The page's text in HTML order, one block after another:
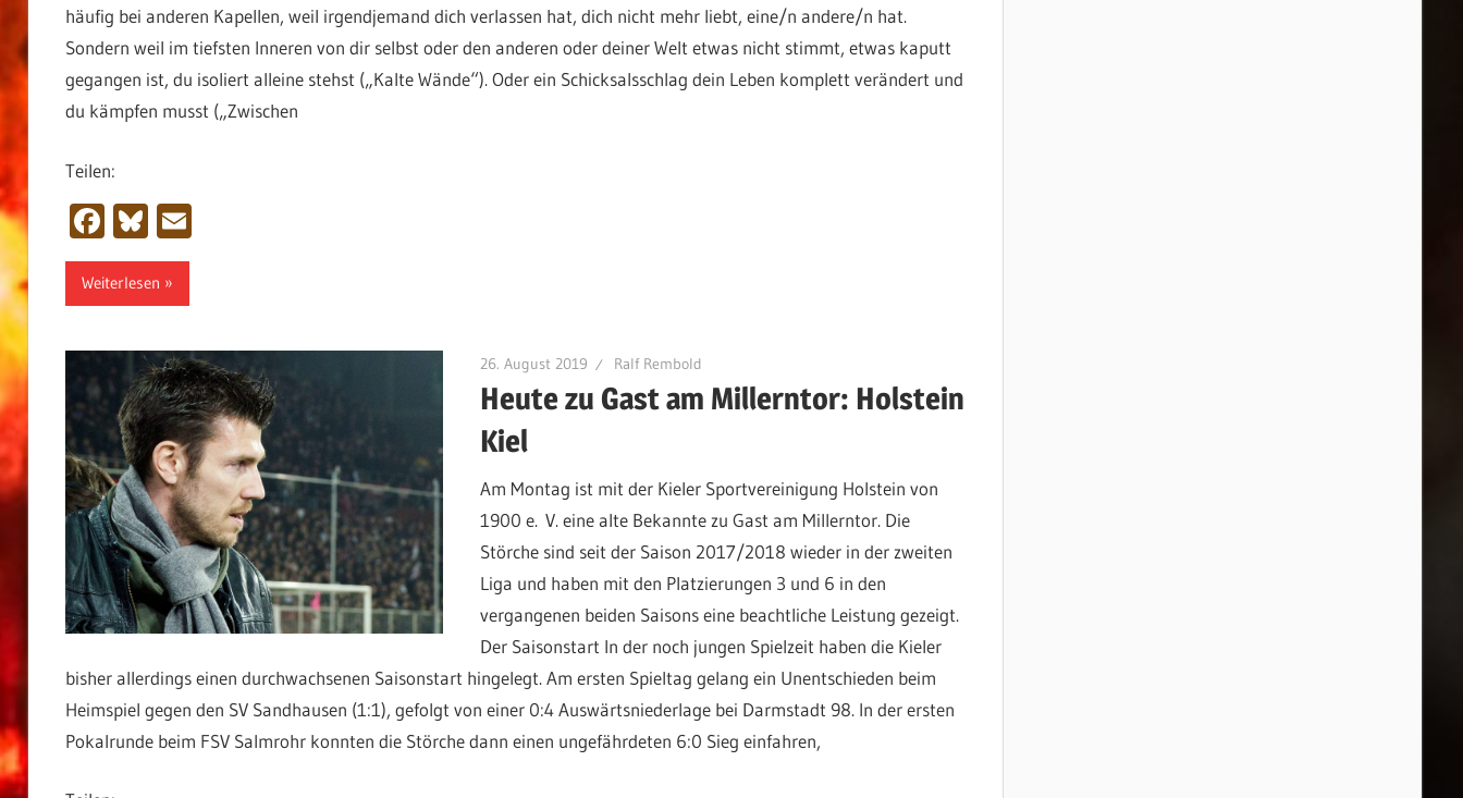
häufig bei anderen Kapellen, weil irgendjemand dich verlassen hat, dich nicht mehr liebt, eine/n andere/n hat.
Sondern weil im tiefsten Inneren von dir selbst oder den anderen oder deiner Welt etwas nicht stimmt, etwas kaputt
gegangen ist, du isoliert alleine stehst („Kalte Wände“). Oder ein Schicksalsschlag dein Leben komplett verändert und
du kämpfen musst („Zwischen
Teilen:
Facebook
Bluesky
Email
Weiterlesen
26. August 2019 Ralf Rembold
Heute zu Gast am Millerntor: Holstein
Kiel
Am Montag ist mit der Kieler Sportvereinigung Holstein von
1900 e. V. eine alte Bekannte zu Gast am Millerntor. Die
Störche sind seit der Saison 2017/2018 wieder in der zweiten
Liga und haben mit den Platzierungen 3 und 6 in den
vergangenen beiden Saisons eine beachtliche Leistung gezeigt.
Der Saisonstart In der noch jungen Spielzeit haben die Kieler
bisher allerdings einen durchwachsenen Saisonstart hingelegt. Am ersten Spieltag gelang ein Unentschieden beim
Heimspiel gegen den SV Sandhausen (1:1), gefolgt von einer 0:4 Auswärtsniederlage bei Darmstadt 98. In der ersten
Pokalrunde beim FSV Salmrohr konnten die Störche dann einen ungefährdeten 6:0 Sieg einfahren,